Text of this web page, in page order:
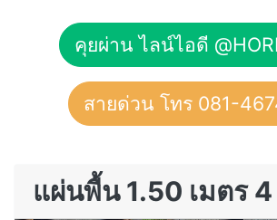
คุยผ่าน ไลน์ไอดี
สายด่วน โทร 081-
แผ่นพื้น 1.50 เมตร 4